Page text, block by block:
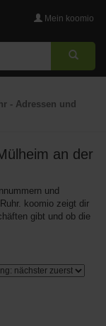
Mein koomio
- Adressen und
an der
und
koomio zeigt dir
gibt und ob die